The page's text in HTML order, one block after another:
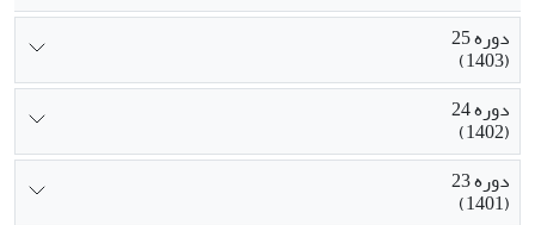
دوره 25
(1403)
دوره 24
(1402)
دوره 23
(1401)